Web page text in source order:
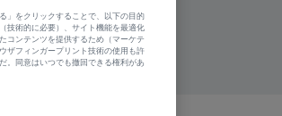
」をクリックすることで、以下の目的
技術的に必要）、サイト機能を最適化
コンテンツを提供するため（マーケテ
ザフィンガープリント技術の使用も許
。同意はいつでも撤回できる権利があ